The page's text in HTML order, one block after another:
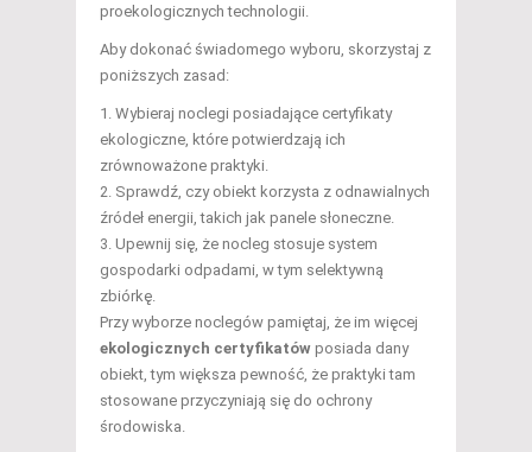
proekologicznych technologii.
Aby dokonać świadomego wyboru, skorzystaj z
poniższych zasad:
Wybieraj noclegi posiadające certyfikaty
ekologiczne, które potwierdzają ich
zrównoważone praktyki.
Sprawdź, czy obiekt korzysta z odnawialnych
źródeł energii, takich jak panele słoneczne.
Upewnij się, że nocleg stosuje system
gospodarki odpadami, w tym selektywną
zbiórkę.
Przy wyborze noclegów pamiętaj, że im więcej
ekologicznych certyfikatów posiada dany
obiekt, tym większa pewność, że praktyki tam
stosowane przyczyniają się do ochrony
środowiska.